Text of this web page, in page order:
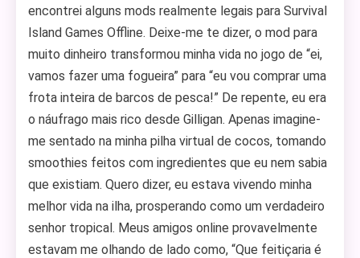
encontrei alguns mods realmente legais para Survival
Island Games Offline. Deixe-me te dizer, o mod para
muito dinheiro transformou minha vida no jogo de “ei,
vamos fazer uma fogueira” para “eu vou comprar uma
frota inteira de barcos de pesca!” De repente, eu era
o náufrago mais rico desde Gilligan. Apenas imagine-
me sentado na minha pilha virtual de cocos, tomando
smoothies feitos com ingredientes que eu nem sabia
que existiam. Quero dizer, eu estava vivendo minha
melhor vida na ilha, prosperando como um verdadeiro
senhor tropical. Meus amigos online provavelmente
estavam me olhando de lado como, “Que feitiçaria é